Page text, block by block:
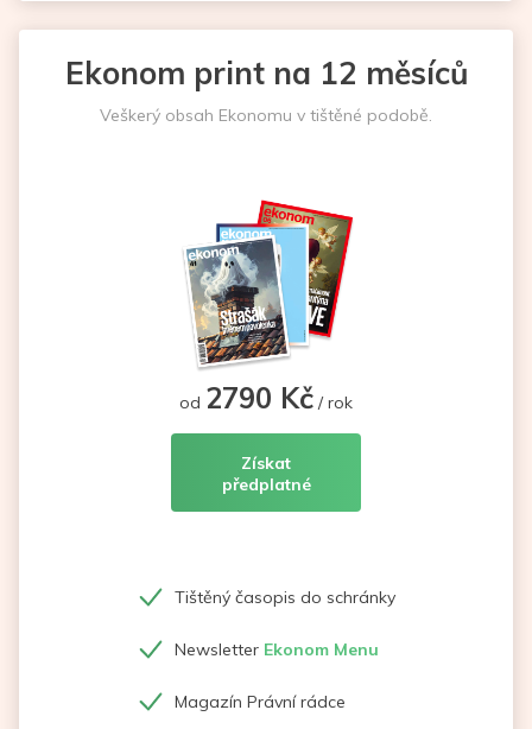
Ekonom print na 12 měsíců
Veškerý obsah Ekonomu v tištěné podobě.
od 2790 Kč / rok
Získat
předplatné
Tištěný časopis do schránky
Newsletter Ekonom Menu
Magazín Právní rádce